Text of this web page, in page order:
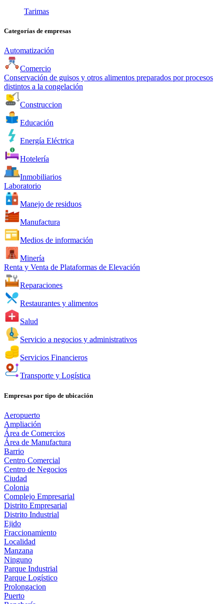
Tarimas
Categorías de empresas
Automatización
Comercio
Conservación de guisos y otros alimentos preparados por procesos
distintos a la congelación
Construccion
Educación
Energía Eléctrica
Hotelería
Inmobiliarios
Laboratorio
Manejo de residuos
Manufactura
Medios de información
Minería
Renta y Venta de Plataformas de Elevación
Reparaciones
Restaurantes y alimentos
Salud
Servicio a negocios y administrativos
Servicios Financieros
Transporte y Logística
Empresas por tipo de ubicación
Aeropuerto
Ampliación
Área de Comercios
Área de Manufactura
Barrio
Centro Comercial
Centro de Negocios
Ciudad
Colonia
Complejo Empresarial
Distrito Empresarial
Distrito Industrial
Ejido
Fraccionamiento
Localidad
Manzana
Ninguno
Parque Industrial
Parque Logístico
Prolongacion
Puerto